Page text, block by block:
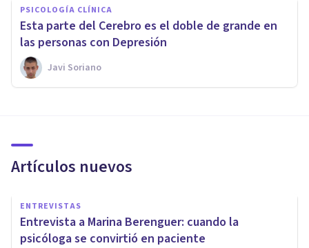
PSICOLOGÍA CLÍNICA
Esta parte del Cerebro es el doble de grande en
las personas con Depresión
Javi Soriano
Artículos nuevos
ENTREVISTAS
Entrevista a Marina Berenguer: cuando la
psicóloga se convirtió en paciente